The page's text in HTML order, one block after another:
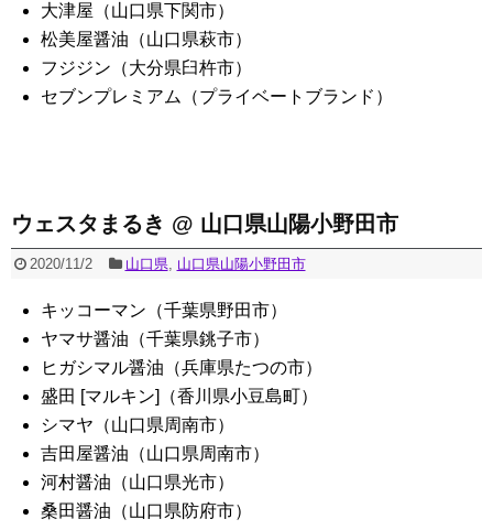
大津屋（山口県下関市）
松美屋醤油（山口県萩市）
フジジン（大分県臼杵市）
セブンプレミアム（プライベートブランド）
ウェスタまるき @ 山口県山陽小野田市
2020/11/2 山口県, 山口県山陽小野田市
キッコーマン（千葉県野田市）
ヤマサ醤油（千葉県銚子市）
ヒガシマル醤油（兵庫県たつの市）
盛田 [マルキン]（香川県小豆島町）
シマヤ（山口県周南市）
吉田屋醤油（山口県周南市）
河村醤油（山口県光市）
桑田醤油（山口県防府市）